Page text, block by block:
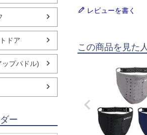
ドア
ップパドル)
ー
レビューを書く
この商品を見た